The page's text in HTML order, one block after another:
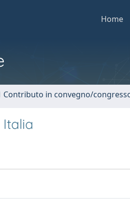
Home
Contributo in convegno/